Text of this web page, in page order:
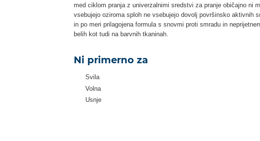
med ciklom pranja z univerzalnimi sredstvi za pranje običajno ni
vsebujejo oziroma sploh ne vsebujejo dovolj površinsko
in po meri prilagojena formula s snovmi proti smradu in
belih kot tudi na barvnih tkaninah.
Ni primerno za
Svila
Volna
Usnje